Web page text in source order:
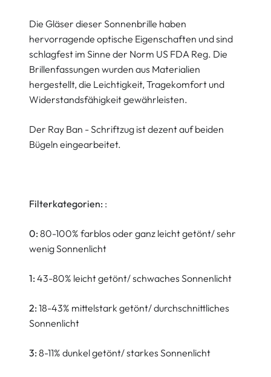
Die Gläser dieser Sonnenbrille haben
hervorragende optische Eigenschaften und sind
schlagfest im Sinne der Norm US FDA Reg. Die
Brillenfassungen wurden aus Materialien
hergestellt, die Leichtigkeit, Tragekomfort und
Widerstandsfähigkeit gewährleisten.
Der Ray Ban - Schriftzug ist dezent auf beiden
Bügeln eingearbeitet.
Filterkategorien: :
0: 80-100% farblos oder ganz leicht getönt/ sehr
wenig Sonnenlicht
1: 43-80% leicht getönt/ schwaches Sonnenlicht
2: 18-43% mittelstark getönt/ durchschnittliches
Sonnenlicht
3: 8-11% dunkel getönt/ starkes Sonnenlicht